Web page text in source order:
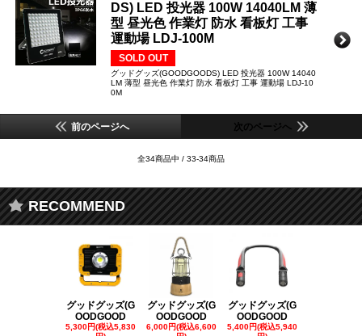
DS) LED 投光器 100W 14040LM 薄
型 昼光色 作業灯 防水 看板灯 工事
運動場 LDJ-100M
SOLD OUT
グッドグッズ(GOODGOODS) LED 投光器 100W 14040
LM 薄型 昼光色 作業灯 防水 看板灯 工事 運動場 LDJ-10
0M
前のページへ 次のページへ
全34商品中 / 33-34商品
RECOMMEND
グッドグッズ(G
OODGOOD
5,300円(税込5,830
グッドグッズ(G
OODGOOD
6,000円(税込6,600
グッドグッズ(G
OODGOOD
5,400円(税込5,940